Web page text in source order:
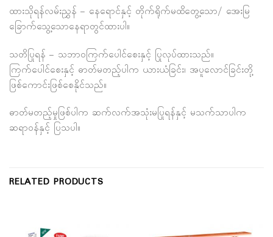
ထားသိုရန်လမ်းညွှန် – နေရောင်နှင့် တိုက်ရိုက်မထိတွေ့သော/ အေးမြ
ခြောက်သွေ့သောနေရာတွင်ထားပါ။
သတိပြုရန် – သဘာဝကြက်ပေါင်စေးနှင့် ပြုလုပ်ထားသည်။
ကြက်ပေါင်စေးနှင့် ဓာတ်မတည့်ပါက ယားယံခြင်း၊ အပူလောင်ခြင်းတို့
ဖြစ်ကောင်းဖြစ်စေနိုင်သည်။
ဓာတ်မတည့်မှုဖြစ်ပါက ဆက်လက်အသုံးမပြုရန်နှင့် မသက်သာပါက
ဆရာဝန်နှင့် ပြသပါ။
RELATED PRODUCTS